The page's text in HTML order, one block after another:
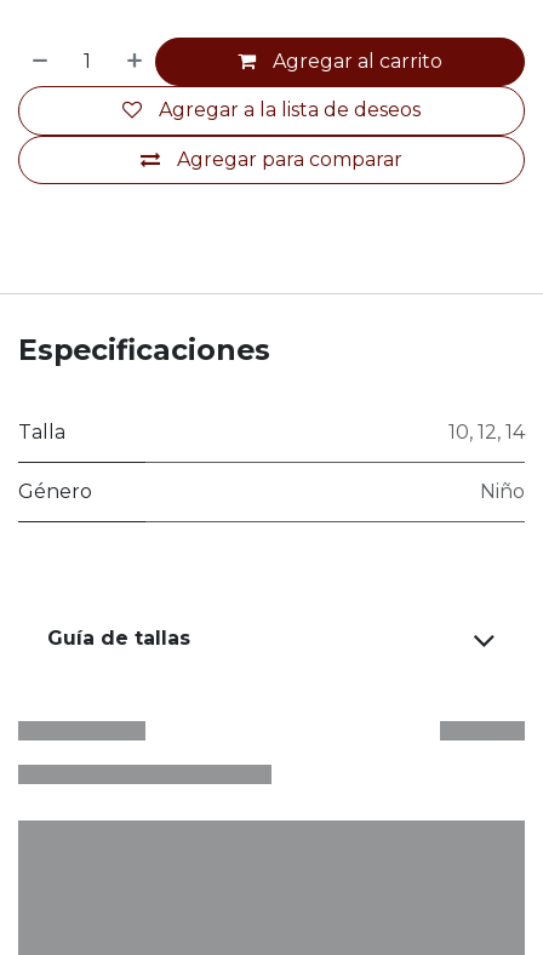
Agregar al carrito
Agregar para comparar
Agregar a la lista de deseos
Especificaciones
Talla 10, 12, 14
Género Niño
Guía de tallas